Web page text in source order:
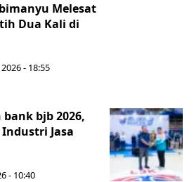
Melesat
Dua Kali di
- 18:55
bank bjb 2026,
Jasa
- 10:40